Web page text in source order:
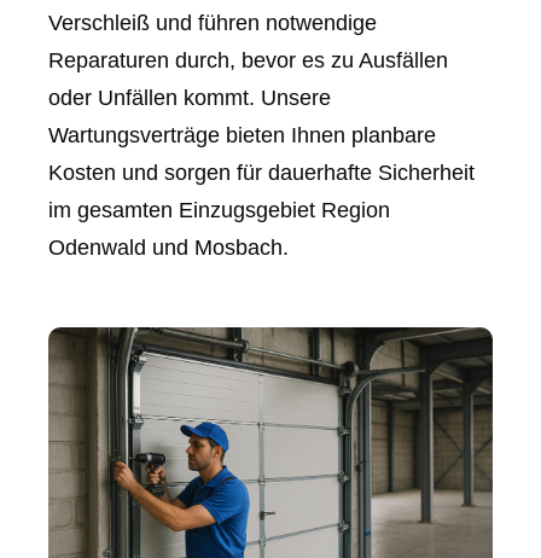
Verschleiß und führen notwendige
Reparaturen durch, bevor es zu Ausfällen
oder Unfällen kommt. Unsere
Wartungsverträge bieten Ihnen planbare
Kosten und sorgen für dauerhafte Sicherheit
im gesamten Einzugsgebiet Region
Odenwald und Mosbach.